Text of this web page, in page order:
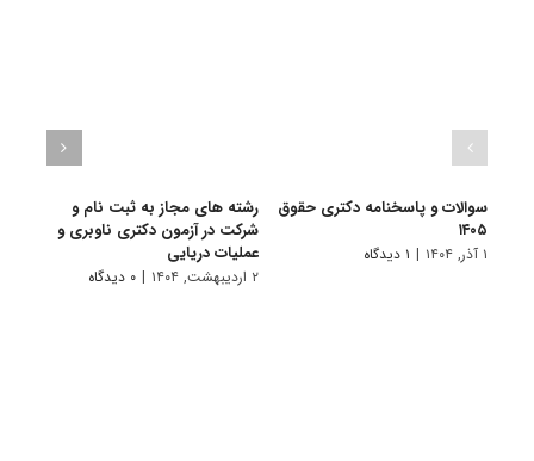
سوالات و پاسخنامه دکتری حقوق
۱۴۰۵
۱ آذر, ۱۴۰۴ | ۱ دیدگاه
رشته های مجاز به ثبت نام و
شرکت در آزمون دکتری ناوبری و
عملیات دریایی
۲ اردیبهشت, ۱۴۰۴ | ۰ دیدگاه